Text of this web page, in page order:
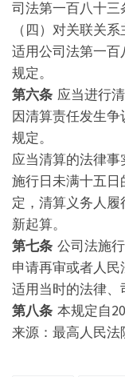
司法第一百八十三
（四）对关联关
适用公司法第一
规定。
第六条 应当进行
因清算责任发生
规定。
应当清算的法律
施行日未满十五
定，清算义务人
新起算。
第七条 公司法施
申请再审或者人民
适用当时的法律、
第八条 本规定自
来源：最高人民法